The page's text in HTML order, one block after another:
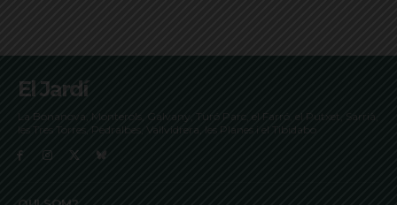
El Jardí
La Bonanova, Monterols, Galvany, Turó Parc, el Farró, el Putxet, Sarrià,
les Tres Torres, Pedralbes, Vallvidrera, les Planes i el Tibidabo